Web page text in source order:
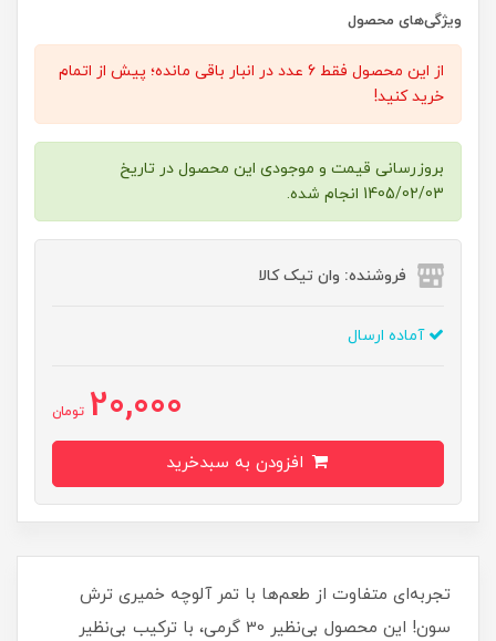
ویژگی‌های محصول
از این محصول فقط 6 عدد در انبار باقی مانده؛ پیش از اتمام
خرید کنید!
بروزرسانی قیمت و موجودی این محصول در تاریخ
1405/02/03 انجام شده.
فروشنده: وان تیک کالا
آماده ارسال
20,000 تومان
تجربه‌ای متفاوت از طعم‌ها با تمر آلوچه خمیری ترش
سون! این محصول بی‌نظیر 30 گرمی، با ترکیب بی‌نظیر